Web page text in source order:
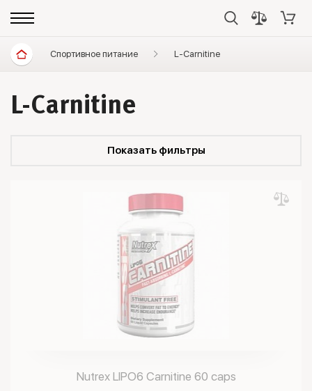
Спортивное питание L-Carnitine
L-Carnitine
Показать фильтры
Nutrex LIPO6 Carnitine 60 caps